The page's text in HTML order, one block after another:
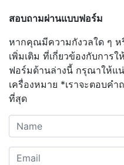
สอบถามผ่านแบบฟอร์ม
หากคุณมีความกังวลใด ๆ ห
เพิ่มเติม ที่เกี่ยวข้องกับการ
ฟอร์มด้านล่างนี้ กรุณาให้แ
เครื่องหมาย *เราจะตอบค
ที่สุด